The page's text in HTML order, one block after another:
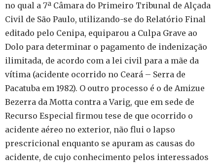
no qual a 7ª Câmara do Primeiro Tribunal de Alçada
Civil de São Paulo, utilizando-se do Relatório Final
editado pelo Cenipa, equiparou a Culpa Grave ao
Dolo para determinar o pagamento de indenização
ilimitada, de acordo com a lei civil para a mãe da
vítima (acidente ocorrido no Ceará – Serra de
Pacatuba em 1982). O outro processo é o de Amizue
Bezerra da Motta contra a Varig, que em sede de
Recurso Especial firmou tese de que ocorrido o
acidente aéreo no exterior, não flui o lapso
prescricional enquanto se apuram as causas do
acidente, de cujo conhecimento pelos interessados